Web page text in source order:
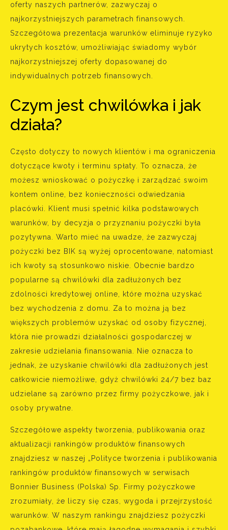
oferty naszych partnerów, zazwyczaj o
najkorzystniejszych parametrach finansowych.
Szczegółowa prezentacja warunków eliminuje ryzyko
ukrytych kosztów, umożliwiając świadomy wybór
najkorzystniejszej oferty dopasowanej do
indywidualnych potrzeb finansowych.
Czym jest chwilówka i jak
działa?
Często dotyczy to nowych klientów i ma ograniczenia
dotyczące kwoty i terminu spłaty. To oznacza, że
możesz wnioskować o pożyczkę i zarządzać swoim
kontem online, bez konieczności odwiedzania
placówki. Klient musi spełnić kilka podstawowych
warunków, by decyzja o przyznaniu pożyczki była
pozytywna. Warto mieć na uwadze, że zazwyczaj
pożyczki bez BIK są wyżej oprocentowane, natomiast
ich kwoty są stosunkowo niskie. Obecnie bardzo
popularne są chwilówki dla zadłużonych bez
zdolności kredytowej online, które można uzyskać
bez wychodzenia z domu. Za to można ją bez
większych problemów uzyskać od osoby fizycznej,
która nie prowadzi działalności gospodarczej w
zakresie udzielania finansowania. Nie oznacza to
jednak, że uzyskanie chwilówki dla zadłużonych jest
całkowicie niemożliwe, gdyż chwilówki 24/7 bez baz
udzielane są zarówno przez firmy pożyczkowe, jak i
osoby prywatne.
Szczegółowe aspekty tworzenia, publikowania oraz
aktualizacji rankingów produktów finansowych
znajdziesz w naszej „Polityce tworzenia i publikowania
rankingów produktów finansowych w serwisach
Bonnier Business (Polska) Sp. Firmy pożyczkowe
zrozumiały, że liczy się czas, wygoda i przejrzystość
warunków. W naszym rankingu znajdziesz pożyczki